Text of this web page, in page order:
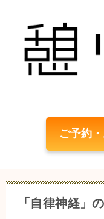
ご予約
「自律神経」